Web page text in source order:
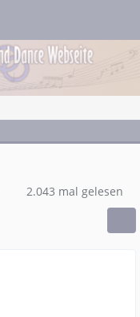
2.043 mal gelesen